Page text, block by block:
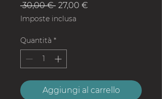
30,00 € Prezzo
regolare
27,00 €
Imposte inclusa
Quantità *
Aggiungi al carrello